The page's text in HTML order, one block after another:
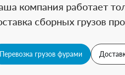
компания работает
сборных грузов
Перевозка грузов фурами